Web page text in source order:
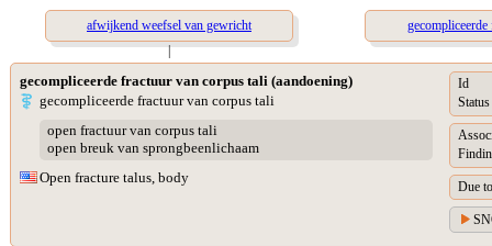
afwijkend weefsel van gewricht
|
gecompliceerde fractuur van corpus tali (aandoening)
gecompliceerde fractuur van corpus tali
open fractuur van corpus tali
open breuk van sprongbeenlichaam
Open fracture talus, body
Id
Status
Due to